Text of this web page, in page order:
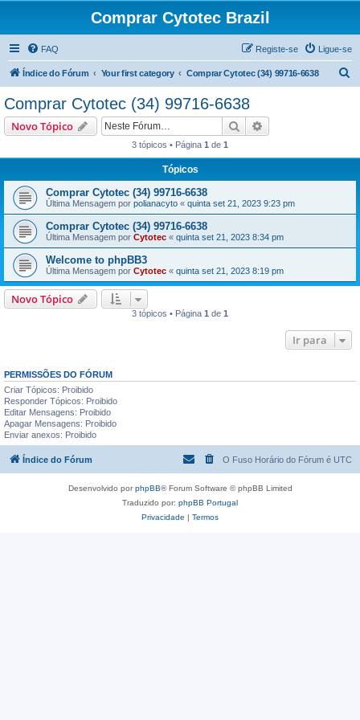
Comprar Cytotec Brazil
FAQ Ligue-se
Registe-se
Índice do Fórum Your first category Comprar Cytotec (34) 99716-6638
Comprar Cytotec (34) 99716-6638
Novo Tópico Pesquisar
3 tópicos • Página 1 de 1
Tópicos
Comprar Cytotec (34) 99716-6638
Última Mensagem por polianacyto « quinta set 21, 2023 9:23 pm
Comprar Cytotec (34) 99716-6638
Última Mensagem por Cytotec « quinta set 21, 2023 8:34 pm
Welcome to phpBB3
Última Mensagem por Cytotec « quinta set 21, 2023 8:19 pm
Novo Tópico
3 tópicos • Página 1 de 1
Ir para
PERMISSÕES DO FÓRUM
Criar Tópicos: Proibido
Responder Tópicos: Proibido
Editar Mensagens: Proibido
Apagar Mensagens: Proibido
Enviar anexos: Proibido
Índice do Fórum O Fuso Horário do Fórum é UTC
Desenvolvido porphpBB® Forum Software © phpBB Limited
Traduzido por: phpBB Portugal
Privacidade | Termos